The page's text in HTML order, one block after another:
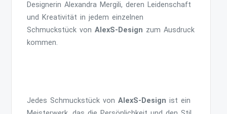
Designerin Alexandra Mergili, deren Leidenschaft
und Kreativität in jedem einzelnen
Schmuckstück vonAlexS-Design zum Ausdruck
kommen.
Jedes Schmuckstück vonAlexS-Design ist ein